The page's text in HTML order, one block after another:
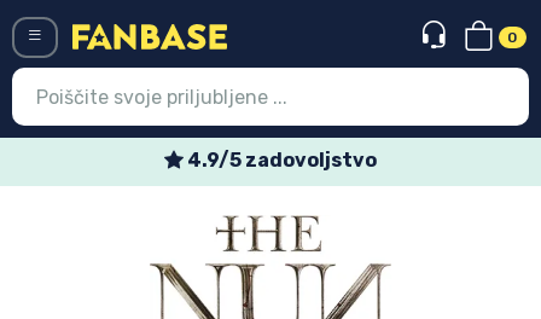
0
4.9/5 zadovoljstvo
Najnovejsi izdelki